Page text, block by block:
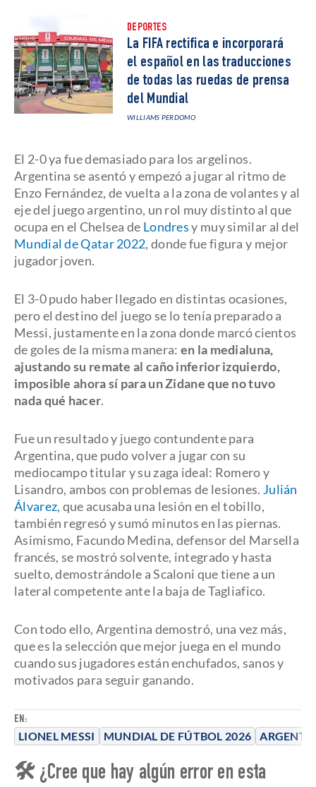
EN:
LIONEL MESSI MUNDIAL DE FÚTBOL 2026
DEPORTES
La FIFA rectifica e incorporará
el español en las traducciones
de todas las ruedas de prensa
del Mundial
WILLIAMS PERDOMO
El 2-0 ya fue demasiado para los argelinos.
Argentina se asentó y empezó a jugar al ritmo de
Enzo Fernández, de vuelta a la zona de volantes y al
eje del juego argentino, un rol muy distinto al que
ocupa en el Chelsea de Londresy muy similar al del
Mundial de Qatar 2022, donde fue figura y mejor
jugador joven.
El 3-0 pudo haber llegado en distintas ocasiones,
pero el destino del juego se lo tenía preparado a
Messi, justamente en la zona donde marcó cientos
de goles de la misma manera: en la medialuna,
ajustando su remate al caño inferior izquierdo,
imposible ahora sí para un Zidane que no tuvo
nada qué hacer.
Fue un resultado y juego contundente para
Argentina, que pudo volver a jugar con su
mediocampo titular y su zaga ideal: Romero y
Lisandro, ambos con problemas de lesiones. Julián
Álvarez, que acusaba una lesión en el tobillo,
también regresó y sumó minutos en las piernas.
Asimismo, Facundo Medina, defensor del Marsella
francés, se mostró solvente, integrado y hasta
suelto, demostrándole a Scaloni que tiene a un
lateral competente ante la baja de Tagliafico.
Con todo ello, Argentina demostró, una vez más,
que es la selección que mejor juega en el mundo
cuando sus jugadores están enchufados, sanos y
motivados para seguir ganando.
🛠 ¿Cree que hay algún error en esta